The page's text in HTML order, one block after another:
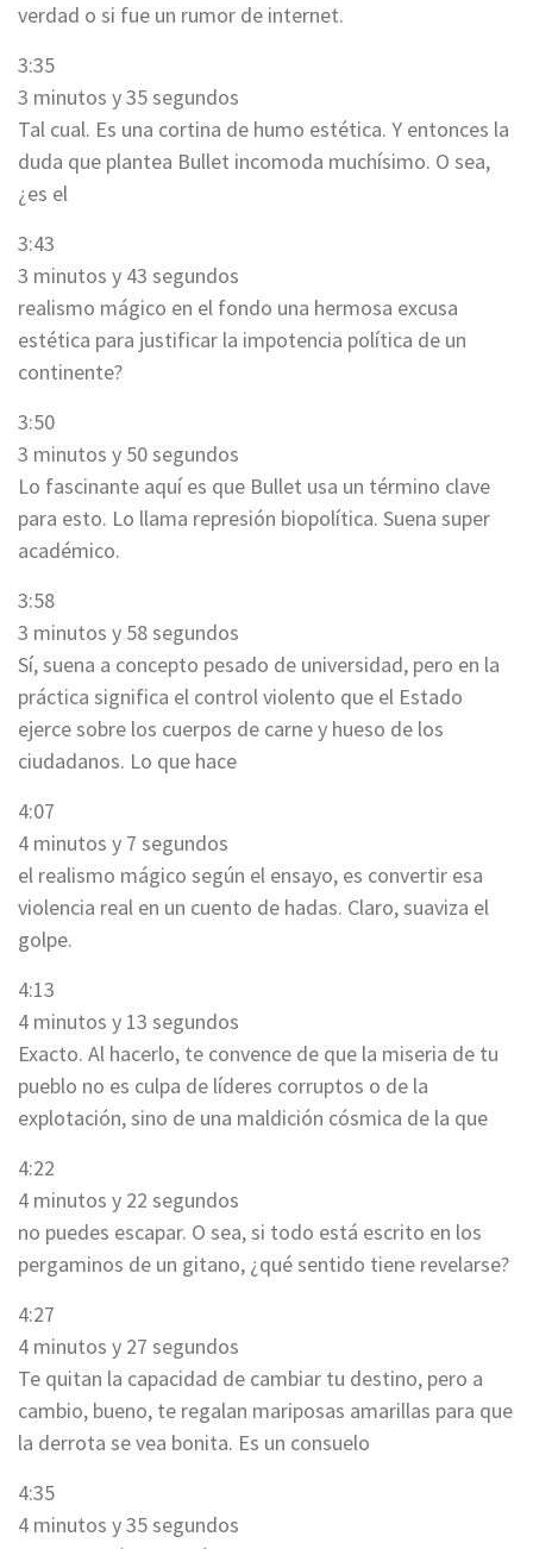
verdad o si fue un rumor de internet.
3:35
3 minutos y 35 segundos
Tal cual. Es una cortina de humo estética. Y entonces la
duda que plantea Bullet incomoda muchísimo. O sea,
¿es el
3:43
3 minutos y 43 segundos
realismo mágico en el fondo una hermosa excusa
estética para justificar la impotencia política de un
continente?
3:50
3 minutos y 50 segundos
Lo fascinante aquí es que Bullet usa un término clave
para esto. Lo llama represión biopolítica. Suena super
académico.
3:58
3 minutos y 58 segundos
Sí, suena a concepto pesado de universidad, pero en la
práctica significa el control violento que el Estado
ejerce sobre los cuerpos de carne y hueso de los
ciudadanos. Lo que hace
4:07
4 minutos y 7 segundos
el realismo mágico según el ensayo, es convertir esa
violencia real en un cuento de hadas. Claro, suaviza el
golpe.
4:13
4 minutos y 13 segundos
Exacto. Al hacerlo, te convence de que la miseria de tu
pueblo no es culpa de líderes corruptos o de la
explotación, sino de una maldición cósmica de la que
4:22
4 minutos y 22 segundos
no puedes escapar. O sea, si todo está escrito en los
pergaminos de un gitano, ¿qué sentido tiene revelarse?
4:27
4 minutos y 27 segundos
Te quitan la capacidad de cambiar tu destino, pero a
cambio, bueno, te regalan mariposas amarillas para que
la derrota se vea bonita. Es un consuelo
4:35
4 minutos y 35 segundos